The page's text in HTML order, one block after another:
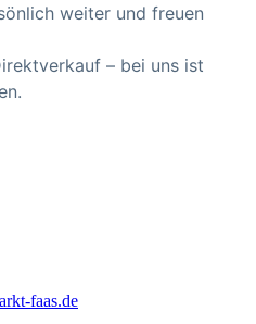
weiter und freuen
– bei uns ist
faas.de